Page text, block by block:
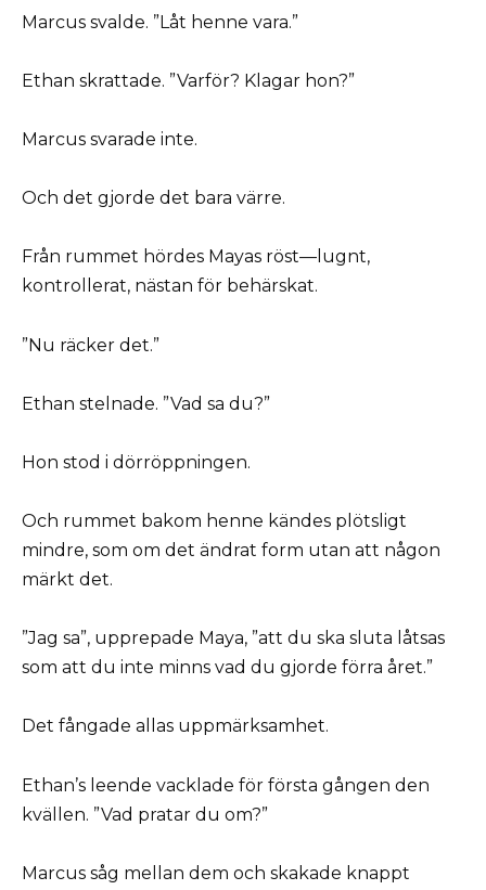
Marcus svalde. ”Låt henne vara.”
Ethan skrattade. ”Varför? Klagar hon?”
Marcus svarade inte.
Och det gjorde det bara värre.
Från rummet hördes Mayas röst—lugnt,
kontrollerat, nästan för behärskat.
”Nu räcker det.”
Ethan stelnade. ”Vad sa du?”
Hon stod i dörröppningen.
Och rummet bakom henne kändes plötsligt
mindre, som om det ändrat form utan att någon
märkt det.
”Jag sa”, upprepade Maya, ”att du ska sluta låtsas
som att du inte minns vad du gjorde förra året.”
Det fångade allas uppmärksamhet.
Ethan’s leende vacklade för första gången den
kvällen. ”Vad pratar du om?”
Marcus såg mellan dem och skakade knappt